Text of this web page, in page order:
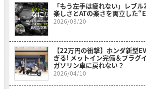
「もう左手は疲れない」レブ
楽しさとATの楽さを両立した
2026/03/20
【22万円の衝撃】ホンダ新型
ぎる! メットイン完備＆プラグ
ガソリン車に戻れない？
2026/04/10